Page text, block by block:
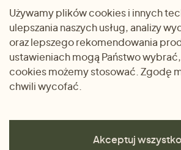
Prezenty
Dlaczego warto kupować
u nas
METODY PŁATNOŚCI
Używamy plików cookies i innych
ulepszania naszych usług, analizy
oraz lepszego rekomendowania
ustawieniach mogą Państwo
cookies możemy stosować. Zgodę
chwili wycofać.
Akceptuj wszystko